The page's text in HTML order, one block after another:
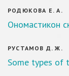
РОДЮКОВА Е. А.
Ономастикон
РУСТАМОВ Д. Ж.
Some types of